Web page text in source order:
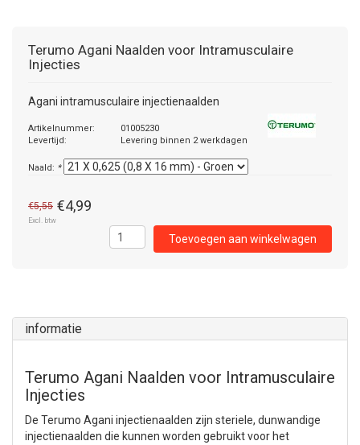
Terumo Agani Naalden voor Intramusculaire
Injecties
Agani intramusculaire injectienaalden
Artikelnummer:
01005230
Levertijd:
Levering binnen 2 werkdagen
Naald: *
€5,55 €4,99
Excl. btw
Toevoegen aan winkelwagen
informatie
Terumo Agani Naalden voor Intramusculaire
Injecties
De Terumo Agani injectienaalden zijn steriele, dunwandige
injectienaalden die kunnen worden gebruikt voor het